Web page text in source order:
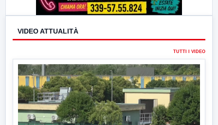
VIDEO ATTUALITÀ
TUTTI I VIDEO